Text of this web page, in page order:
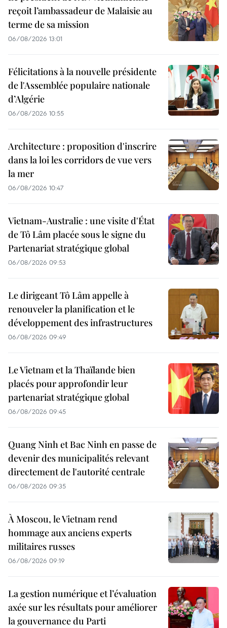
reçoit l’ambassadeur de Malaisie au
terme de sa mission
06/08/2026 13:01
Félicitations à la nouvelle présidente
de l'Assemblée populaire nationale
d’Algérie
06/08/2026 10:55
Architecture : proposition d'inscrire
dans la loi les corridors de vue vers
la mer
06/08/2026 10:47
Vietnam-Australie : une visite d'État
de Tô Lâm placée sous le signe du
Partenariat stratégique global
06/08/2026 09:53
Le dirigeant Tô Lâm appelle à
renouveler la planification et le
développement des infrastructures
06/08/2026 09:49
Le Vietnam et la Thaïlande bien
placés pour approfondir leur
partenariat stratégique global
06/08/2026 09:45
Quang Ninh et Bac Ninh en passe de
devenir des municipalités relevant
directement de l'autorité centrale
06/08/2026 09:35
À Moscou, le Vietnam rend
hommage aux anciens experts
militaires russes
06/08/2026 09:19
La gestion numérique et l’évaluation
axée sur les résultats pour améliorer
la gouvernance du Parti